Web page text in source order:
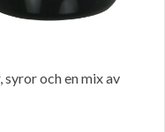
och en mix av